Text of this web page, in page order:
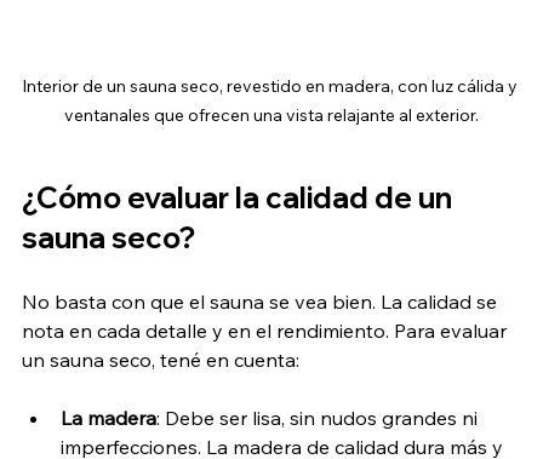
Interior de un sauna seco, revestido en madera, con luz cálida y
ventanales que ofrecen una vista relajante al exterior.
¿Cómo evaluar la calidad de un
sauna seco?
No basta con que el sauna se vea bien. La calidad se
nota en cada detalle y en el rendimiento. Para evaluar
un sauna seco, tené en cuenta:
La madera: Debe ser lisa, sin nudos grandes ni
imperfecciones. La madera de calidad dura más y